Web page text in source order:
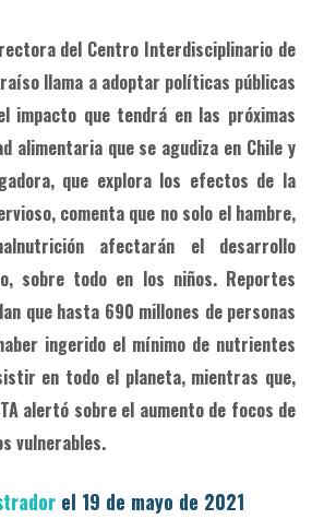
del Centro Interdisciplinario de
llama a adoptar políticas públicas
impacto que tendrá en las próximas
alimentaria que se agudiza en Chile y
que explora los efectos de la
comenta que no solo el hambre,
afectarán el desarrollo
sobre todo en los niños. Reportes
que hasta 690 millones de personas
ingerido el mínimo de nutrientes
en todo el planeta, mientras que,
alertó sobre el aumento de focos de
vulnerables.
el 19 de mayo de 2021